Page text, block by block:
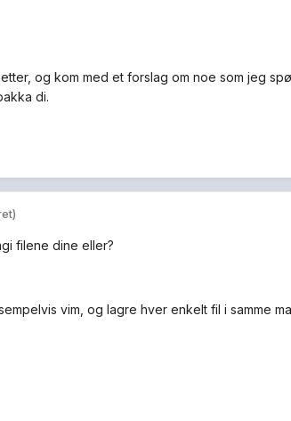
og kom med et forslag om noe som jeg
di.
filene dine eller?
vim, og lagre hver enkelt fil i samme